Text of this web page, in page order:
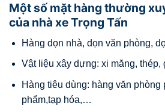
Một số mặt hàng thường
của nhà xe Trọng Tấn
Hàng dọn nhà, dọn văn phòng,
Vật liệu xây dựng: xi măng, thép,
Hàng tiêu dùng: hàng văn phòng
phẩm,tạp hóa,…